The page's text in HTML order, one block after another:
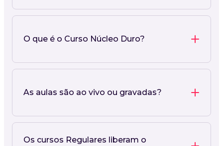
O que é o Curso Núcleo Duro?
As aulas são ao vivo ou gravadas?
Os cursos Regulares liberam o